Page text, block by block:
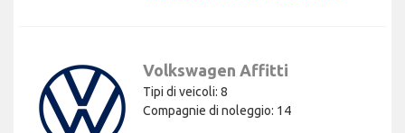
Volkswagen Affitti
Tipi di veicoli: 8
Compagnie di noleggio: 14